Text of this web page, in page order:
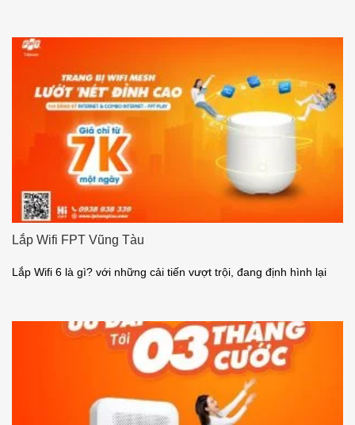
Lắp Wifi FPT Vũng Tàu
Lắp Wifi 6 là gì? với những cải tiến vượt trội, đang định hình lại